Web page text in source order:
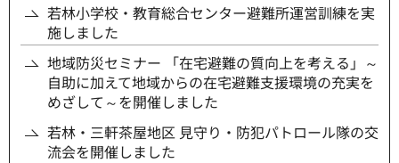
若林小学校・教育総合センター避難所運営訓練を実
施しました
地域防災セミナー 「在宅避難の質向上を考える」～
自助に加えて地域からの在宅避難支援環境の充実を
めざして～を開催しました
若林・三軒茶屋地区 見守り・防犯パトロール隊の交
流会を開催しました